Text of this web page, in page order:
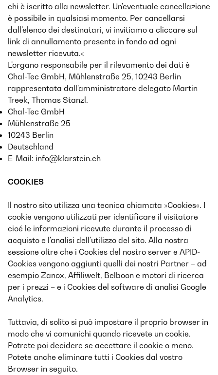
chi è iscritto alla newsletter. Un'eventuale cancellazione
è possibile in qualsiasi momento. Per cancellarsi
dall'elenco dei destinatari, vi invitiamo a cliccare sul
link di annullamento presente in fondo ad ogni
newsletter ricevuta.«
L'organo responsabile per il rilevamento dei dati è
Chal-Tec GmbH, Mühlenstraße 25, 10243 Berlin
rappresentata dall'amministratore delegato Martin
Treek, Thomas Stanzl.
Chal-Tec GmbH
Mühlenstraße 25
10243 Berlin
Deutschland
E-Mail: info@klarstein.ch
COOKIES
Il nostro sito utilizza una tecnica chiamata »Cookies«. I
cookie vengono utilizzati per identificare il visitatore
cioé le informazioni ricevute durante il processo di
acquisto e l'analisi dell'utilizzo del sito. Alla nostra
sessione oltre che i Cookies del nostro server e APID-
Cookies vengono aggiunti quelli dei nostri Partner – ad
esempio Zanox, Affiliwelt, Belboon e motori di ricerca
per i prezzi – e i Cookies del software di analisi Google
Analytics.
Tuttavia, di solito si può impostare il proprio browser in
modo che vi comunichi quando ricevete un cookie.
Potrete poi decidere se accettare il cookie o meno.
Potete anche eliminare tutti i Cookies dal vostro
Browser in seguito.